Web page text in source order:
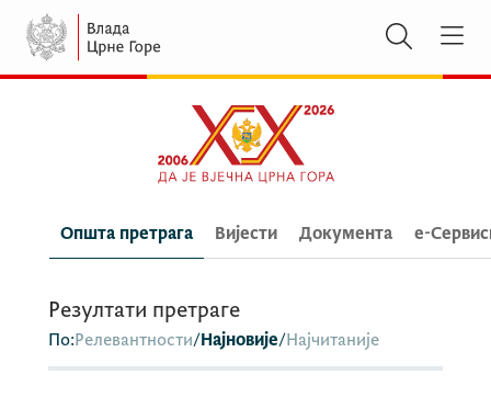
Општа претрага Вијести Документа e-
Резултати претраге
По:Релевантности/Најновије/Најчитаније